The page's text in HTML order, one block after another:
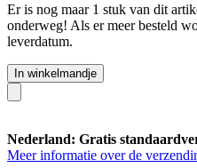
Er is nog maar 1 stuk van dit
onderweg! Als er meer besteld
leverdatum.
In winkelmandje
Nederland: Gratis
Meer informatie over de